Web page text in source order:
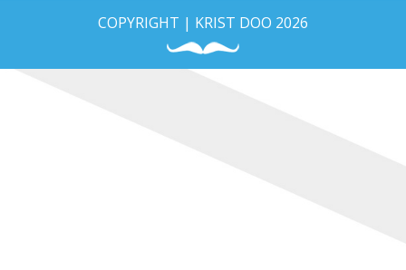
COPYRIGHT | KRIST DOO 2026